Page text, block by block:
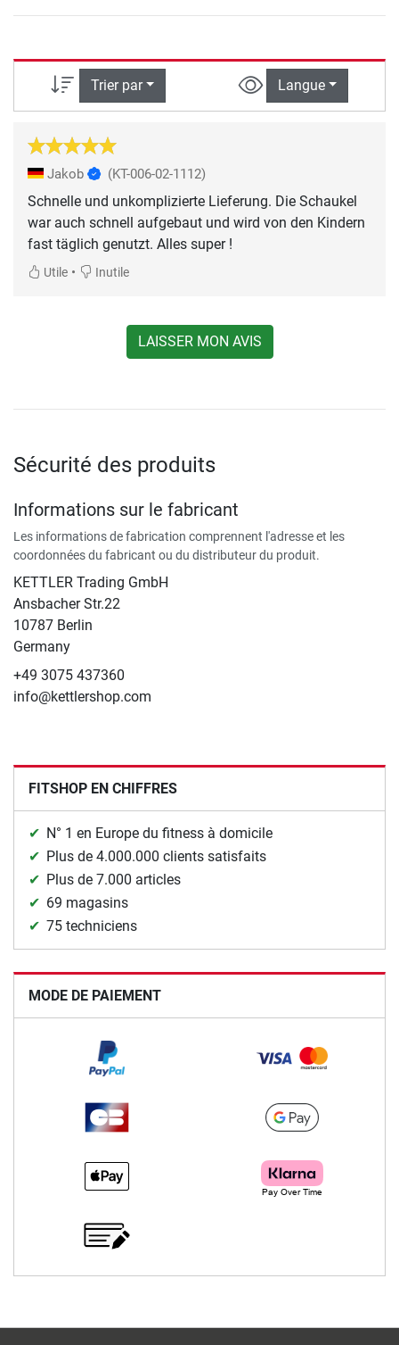
Trier par Langue
Jakob (KT-006-02-1112)
Schnelle und unkomplizierte Lieferung. Die Schaukel
war auch schnell aufgebaut und wird von den Kindern
fast täglich genutzt. Alles super !
Utile • Inutile
LAISSER MON AVIS
Sécurité des produits
Informations sur le fabricant
Les informations de fabrication comprennent l'adresse et les
coordonnées du fabricant ou du distributeur du produit.
KETTLER Trading GmbH
Ansbacher Str.22
10787 Berlin
Germany
+49 3075 437360
info@kettlershop.com
FITSHOP EN CHIFFRES
N° 1 en Europe du fitness à domicile
Plus de 4.000.000 clients satisfaits
Plus de 7.000 articles
69 magasins
75 techniciens
MODE DE PAIEMENT